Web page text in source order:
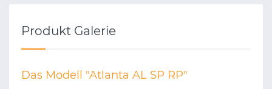
Produkt Galerie
Das Modell "Atlanta AL SP RP"